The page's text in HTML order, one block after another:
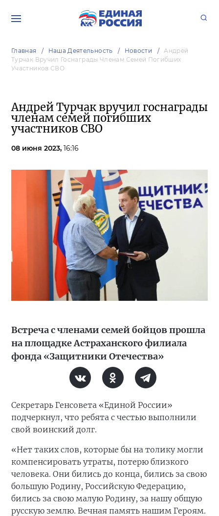
Главная Наша Деятельность Новости
Андрей
Турчак Вручил Госнаграды Членам Семей Погибших
Участников СВО
Андрей Турчак вручил госнаграды
членам семей погибших
участников СВО
08 июня 2023, 16:16
Встреча с членами семей бойцов прошла
на площадке Астраханского филиала
фонда «Защитники Отечества»
Секретарь Генсовета «Единой России»
подчеркнул, что ребята с честью выполнили
свой воинский долг.
«Нет таких слов, которые бы на толику могли
компенсировать утраты, потерю близкого
человека. Они бились до конца, бились за свою
большую Родину, Российскую Федерацию,
бились за свою малую Родину, за нашу общую
русскую землю. Вечная память нашим Героям.